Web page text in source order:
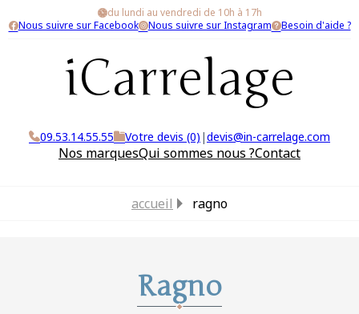
du lundi au vendredi de 10h à 17h
Nous suivre sur Facebook
Nous suivre sur Instagram Besoin d'aide ?
iCarrelage
09.53.14.55.55 Votre devis (0) |devis@in-carrelage.com
Nos marquesQui sommes nous ?Contact
accueil ragno
Ragno